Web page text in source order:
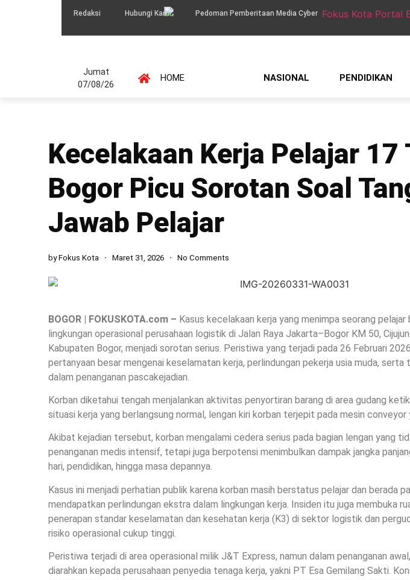
Redaksi Hubungi Kami Pedoman Pemberitaan Media Cyber
Jumat
07/08/26
HOME NASIONAL PENDIDIKAN
Kecelakaan Kerja Pelajar 17
Bogor Picu Sorotan Soal
Jawab Pelajar
byFokus Kota Maret 31, 2026 No Comments
BOGOR | FOKUSKOTA.com – Kasus kecelakaan kerja yang menimpa seorang pelajar
lingkungan operasional perusahaan logistik di Jalan Raya Jakarta–Bogor KM 50,
Kabupaten Bogor, menjadi sorotan serius. Peristiwa yang terjadi pada 26 Februari
pertanyaan besar mengenai keselamatan kerja, perlindungan pekerja usia muda, serta
dalam penanganan pascakejadian.
Korban diketahui tengah menjalankan aktivitas penyortiran barang di area gudang
situasi kerja yang berlangsung normal, lengan kiri korban terjepit pada mesin conveyor
Akibat kejadian tersebut, korban mengalami cedera serius pada bagian lengan yang
penanganan medis intensif, tetapi juga berpotensi menimbulkan dampak jangka
hari, pendidikan, hingga masa depannya.
Kasus ini menjadi perhatian publik karena korban masih berstatus pelajar dan berada
mendapatkan perlindungan ekstra dalam lingkungan kerja. Insiden itu juga membuka
penerapan standar keselamatan dan kesehatan kerja (K3) di sektor logistik dan
risiko operasional cukup tinggi.
Peristiwa terjadi di area operasional milik J&T Express, namun dalam penanganan
diarahkan kepada perusahaan penyedia tenaga kerja, yakni PT Esa Gemilang Sakti.